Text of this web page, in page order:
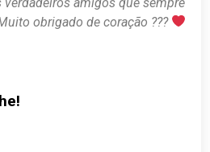
obrigado de coração ???